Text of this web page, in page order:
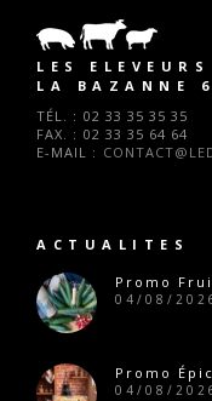
LES
LA BAZANNE
TÉL. : 02 33 35 35 35
FAX. : 02 33 35 64 64
E-MAIL :
ACTUALITES
Promo
04/08/
Promo
04/08/